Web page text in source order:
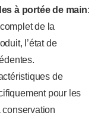
à portée de main:
de la
l’état de
de
pour les
conservation